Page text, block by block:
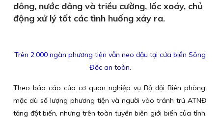
dông, nước dâng và triều cường, lốc xoáy, chủ
động xử lý tốt các tình huống xảy ra.
Trên 2.000 ngàn phương tiện vẫn neo đậu tại cửa biển Sông
Đốc an toàn.
Theo báo cáo của cơ quan nghiệp vụ Bộ đội Biên phòng,
mặc dù số lượng phương tiện và người vào tránh trú ATNĐ
tăng đột biến, nhưng trên toàn tuyến biên giới biển của tỉnh,